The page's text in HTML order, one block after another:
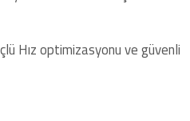
Hız optimizasyonu ve güvenli